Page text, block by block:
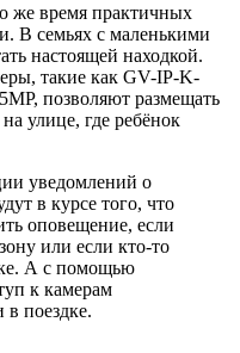
же время практичных
В семьях с маленькими
настоящей находкой.
такие как GV-IP-K-
позволяют размещать
улице, где ребёнок
уведомлений о
в курсе того, что
оповещение, если
или если кто-то
А с помощью
к камерам
в поездке.